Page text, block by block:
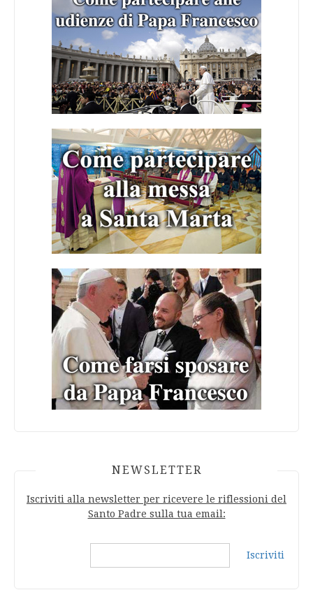
NEWSLETTER
Iscriviti alla newsletter per ricevere le riflessioni del
Santo Padre sulla tua email:
Iscriviti